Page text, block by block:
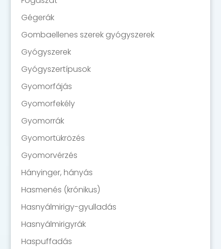
Gégerák
Gombaellenes szerek gyógyszerek
Gyógyszerek
Gyógyszertípusok
Gyomorfájás
Gyomorfekély
Gyomorrák
Gyomortükrözés
Gyomorvérzés
Hányinger, hányás
Hasmenés (krónikus)
Hasnyálmirigy-gyulladás
Hasnyálmirigyrák
Haspuffadás